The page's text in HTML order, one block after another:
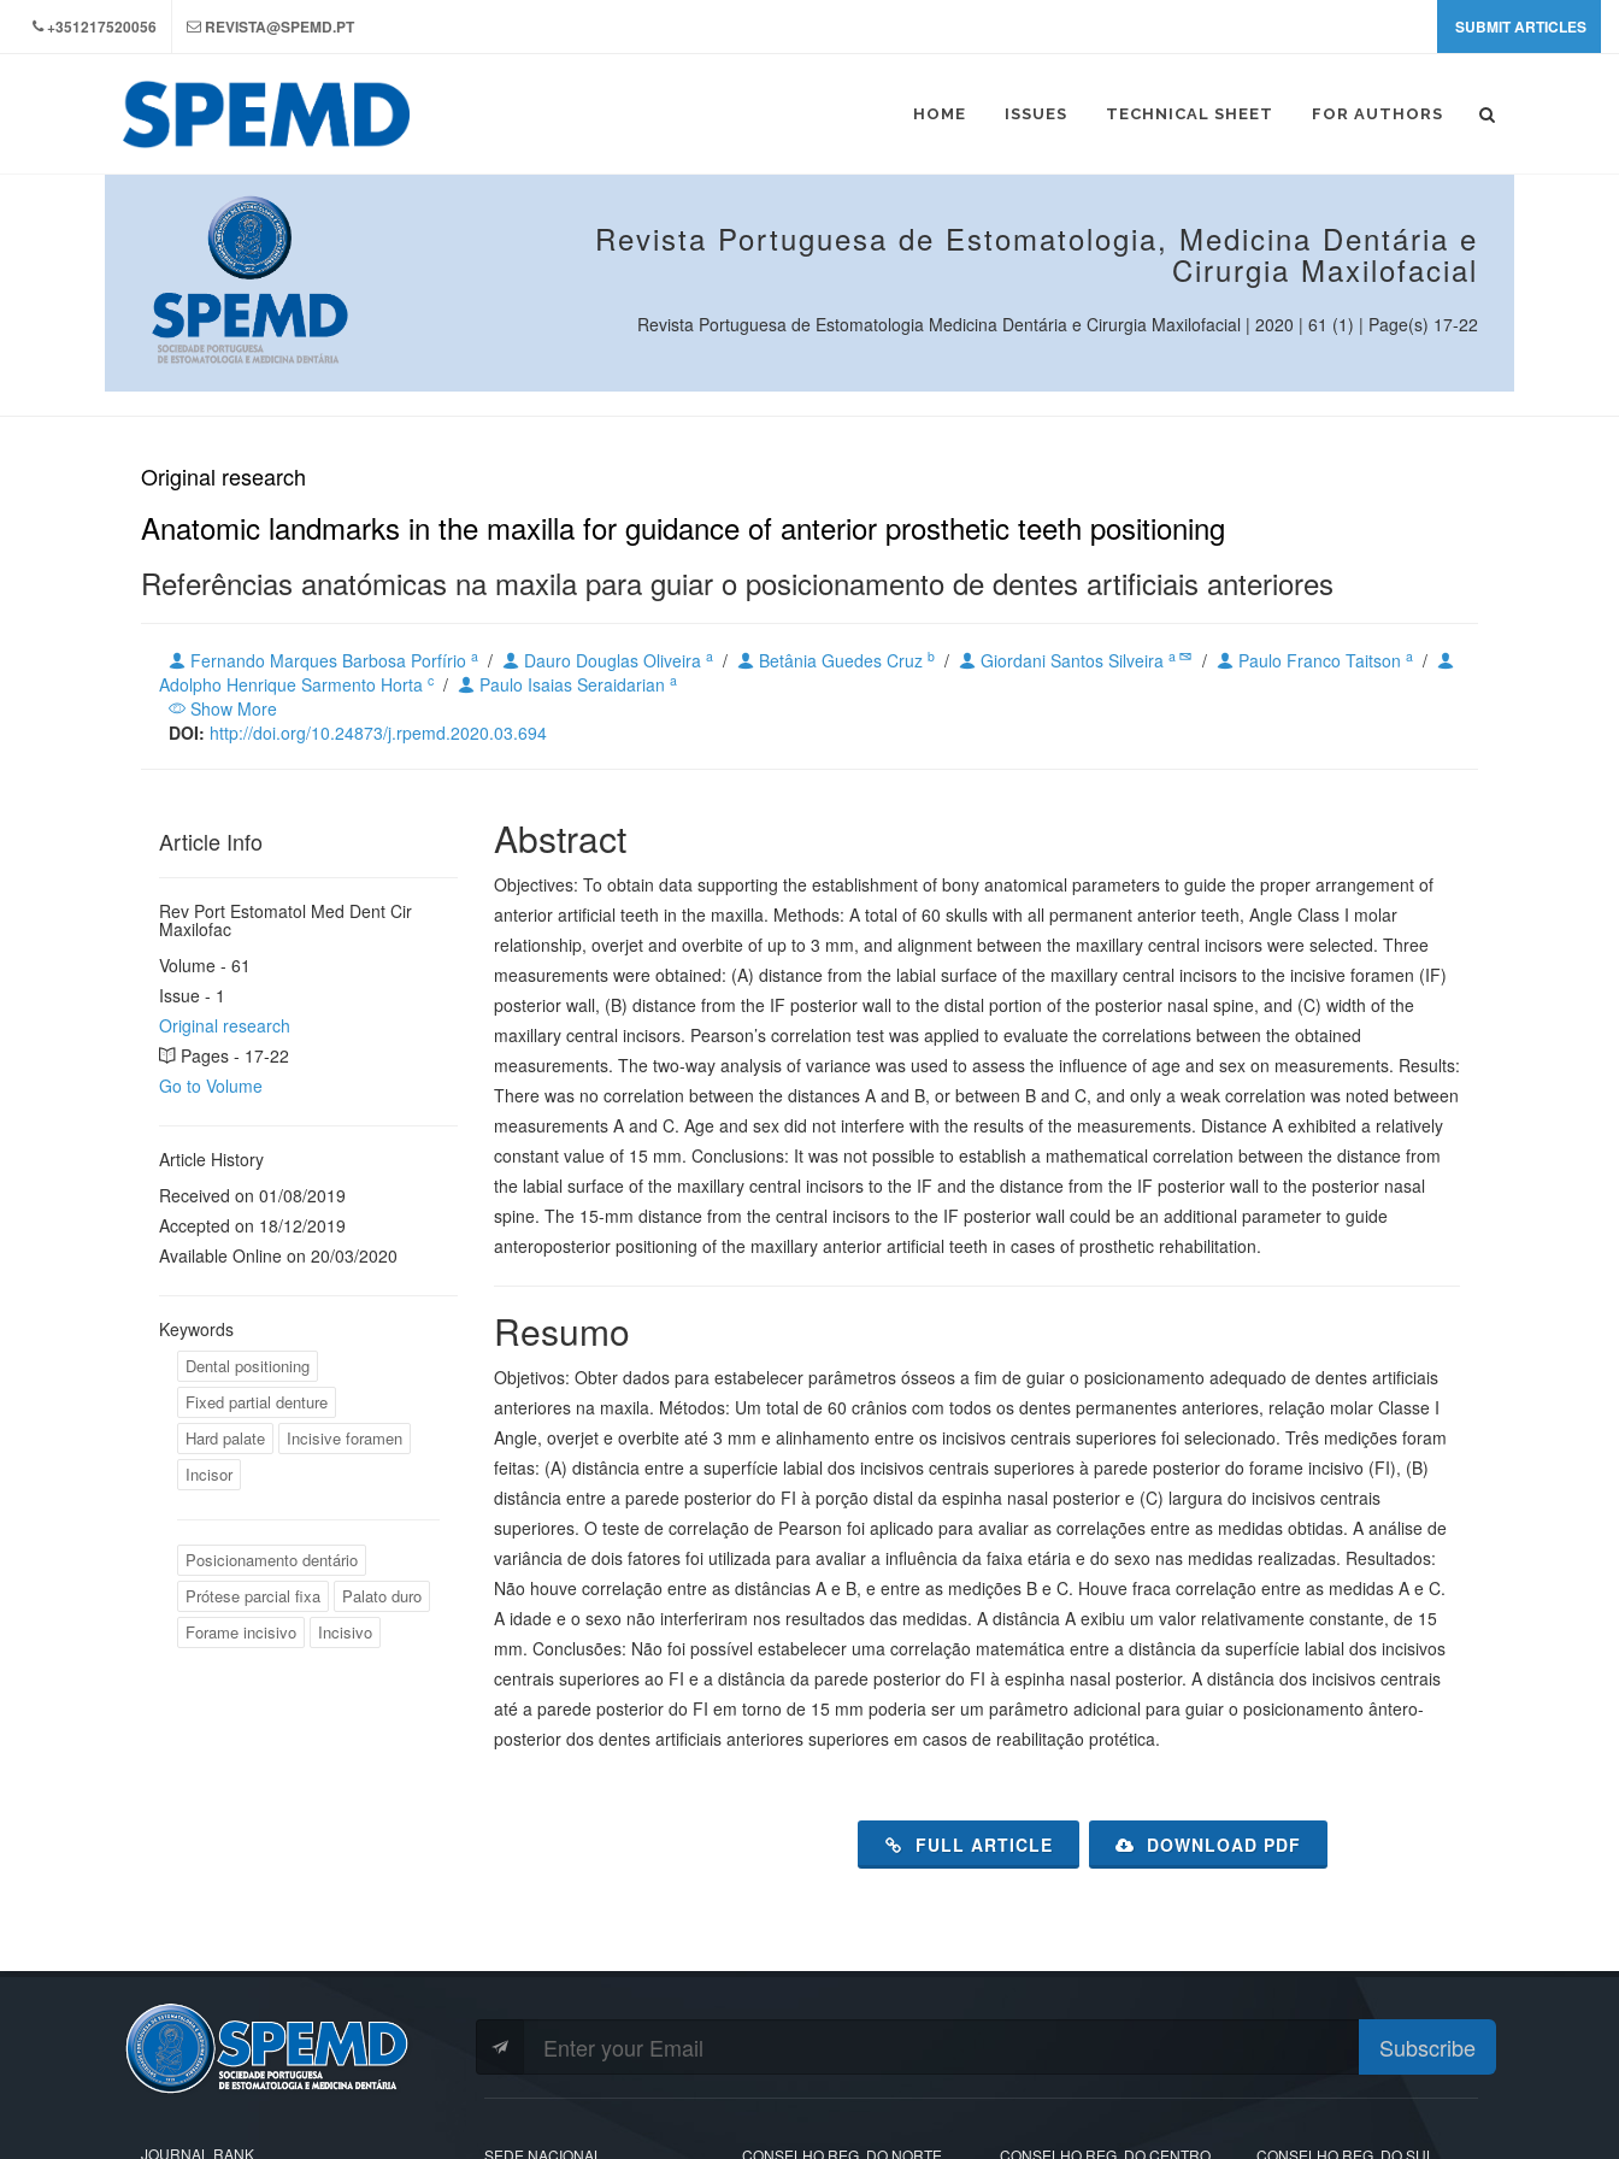
+351217520056 REVISTA@SPEMD.PT SUBMIT ARTICLES
HOME ISSUES TECHNICAL SHEET FOR AUTHORS
Revista Portuguesa de Estomatologia, Medicina Dentária e
Cirurgia Maxilofacial
Revista Portuguesa de Estomatologia Medicina Dentária e Cirurgia Maxilofacial | 2020 | 61 (1) | Page(s) 17-22
Original research
Anatomic landmarks in the maxilla for guidance of anterior prosthetic teeth positioning
Referências anatómicas na maxila para guiar o posicionamento de dentes artificiais anteriores
Fernando Marques Barbosa Porfírio a / Dauro Douglas Oliveira a / Betânia Guedes Cruz b / Giordani Santos Silveira a / Paulo Franco Taitson a /
Adolpho Henrique Sarmento Horta c / Paulo Isaias Seraidarian a
Show More
DOI: http://doi.org/10.24873/j.rpemd.2020.03.694
Article Info
Rev Port Estomatol Med Dent Cir
Maxilofac
Volume - 61
Issue - 1
Original research
Pages - 17-22
Go to Volume
Article History
Received on 01/08/2019
Accepted on 18/12/2019
Available Online on 20/03/2020
Keywords
Dental positioning
Fixed partial denture
Hard palate
Incisive foramen
Incisor
Posicionamento dentário
Prótese parcial fixa
Palato duro
Forame incisivo
Incisivo
Abstract
Objectives: To obtain data supporting the establishment of bony anatomical parameters to guide the proper arrangement of
anterior artificial teeth in the maxilla. Methods: A total of 60 skulls with all permanent anterior teeth, Angle Class I molar
relationship, overjet and overbite of up to 3 mm, and alignment between the maxillary central incisors were selected. Three
measurements were obtained: (A) distance from the labial surface of the maxillary central incisors to the incisive foramen (IF)
posterior wall, (B) distance from the IF posterior wall to the distal portion of the posterior nasal spine, and (C) width of the
maxillary central incisors. Pearson’s correlation test was applied to evaluate the correlations between the obtained
measurements. The two-way analysis of variance was used to assess the influence of age and sex on measurements. Results:
There was no correlation between the distances A and B, or between B and C, and only a weak correlation was noted between
measurements A and C. Age and sex did not interfere with the results of the measurements. Distance A exhibited a relatively
constant value of 15 mm. Conclusions: It was not possible to establish a mathematical correlation between the distance from
the labial surface of the maxillary central incisors to the IF and the distance from the IF posterior wall to the posterior nasal
spine. The 15-mm distance from the central incisors to the IF posterior wall could be an additional parameter to guide
anteroposterior positioning of the maxillary anterior artificial teeth in cases of prosthetic rehabilitation.
Resumo
Objetivos: Obter dados para estabelecer parâmetros ósseos a fim de guiar o posicionamento adequado de dentes artificiais
anteriores na maxila. Métodos: Um total de 60 crânios com todos os dentes permanentes anteriores, relação molar Classe I
Angle, overjet e overbite até 3 mm e alinhamento entre os incisivos centrais superiores foi selecionado. Três medições foram
feitas: (A) distância entre a superfície labial dos incisivos centrais superiores à parede posterior do forame incisivo (FI), (B)
distância entre a parede posterior do FI à porção distal da espinha nasal posterior e (C) largura do incisivos centrais
superiores. O teste de correlação de Pearson foi aplicado para avaliar as correlações entre as medidas obtidas. A análise de
variância de dois fatores foi utilizada para avaliar a influência da faixa etária e do sexo nas medidas realizadas. Resultados:
Não houve correlação entre as distâncias A e B, e entre as medições B e C. Houve fraca correlação entre as medidas A e C.
A idade e o sexo não interferiram nos resultados das medidas. A distância A exibiu um valor relativamente constante, de 15
mm. Conclusões: Não foi possível estabelecer uma correlação matemática entre a distância da superfície labial dos incisivos
centrais superiores ao FI e a distância da parede posterior do FI à espinha nasal posterior. A distância dos incisivos centrais
até a parede posterior do FI em torno de 15 mm poderia ser um parâmetro adicional para guiar o posicionamento ântero-
posterior dos dentes artificiais anteriores superiores em casos de reabilitação protética.
FULL ARTICLE DOWNLOAD PDF
Subscribe
JOURNAL RANK SEDE NACIONAL CONSELHO REG. DO NORTE CONSELHO REG. DO CENTRO CONSELHO REG. DO SUL